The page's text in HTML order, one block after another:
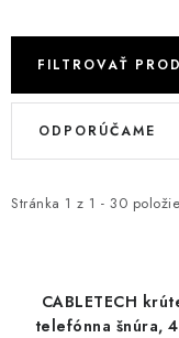
TELEFÓNY,
NEZARADENÉ
KONTAKTY
Doprava a
FILTROVAŤ
V
i
Stránka 1 z 1 - 30
R
e
ODPORÚČAME
CABLETECH
telefónna šnúra,